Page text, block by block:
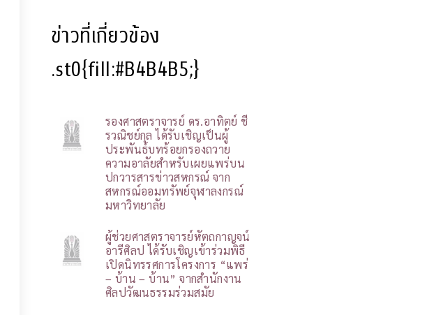
ข่าวที่เกี่ยวข้อง
.st0{fill:#B4B4B5;}
รองศาสตราจารย์ ดร.อาทิตย์ ชี
รวณิชย์กุล ได้รับเชิญเป็นผู้
ประพันธ์บทร้อยกรองถวาย
ความอาลัยสำหรับเผยแพร่บน
ปกวารสารข่าวสหกรณ์ จาก
สหกรณ์ออมทรัพย์จุฬาลงกรณ์
มหาวิทยาลัย
ผู้ช่วยศาสตราจารย์หัตถกาญจน์
อารีศิลป ได้รับเชิญเข้าร่วมพิธี
เปิดนิทรรศการโครงการ “แพร่
– บ้าน – บ้าน” จากสำนักงาน
ศิลปวัฒนธรรมร่วมสมัย